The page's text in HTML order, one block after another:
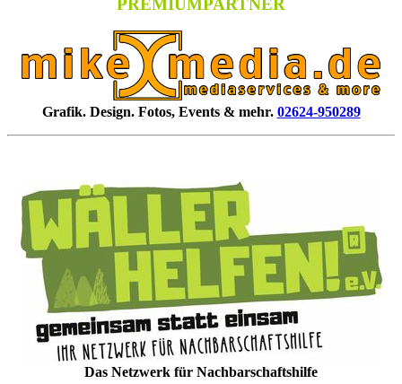
Grafik. Design. Fotos, Events & mehr. 02624-950289
Das Netzwerk für Nachbarschaftshilfe